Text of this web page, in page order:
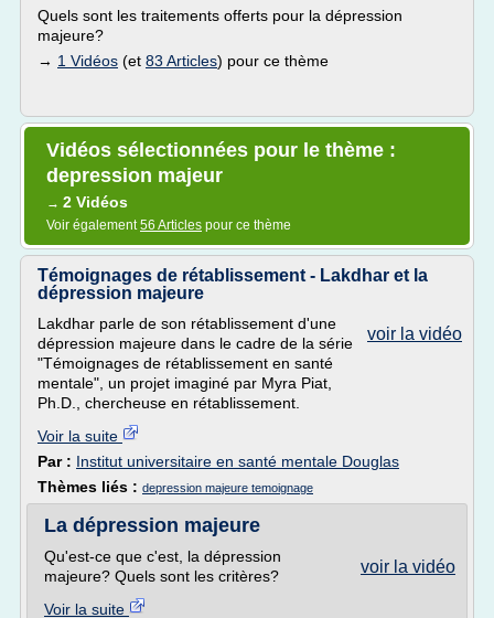
Quels sont les traitements offerts pour la dépression
majeure?
→ 1 Vidéos (et 83 Articles) pour ce thème
Vidéos sélectionnées pour le thème :
depression majeur
→ 2 Vidéos
Voir également56 Articles pour ce thème
Témoignages de rétablissement - Lakdhar et la
dépression majeure
voir la vidéo
Lakdhar parle de son rétablissement d'une
dépression majeure dans le cadre de la série
"Témoignages de rétablissement en santé
mentale", un projet imaginé par Myra Piat,
Ph.D., chercheuse en rétablissement.
Voir la suite
Par : Institut universitaire en santé mentale Douglas
Thèmes liés : depression majeure temoignage
La dépression majeure
voir la vidéo
Qu'est-ce que c'est, la dépression
majeure? Quels sont les critères?
Voir la suite